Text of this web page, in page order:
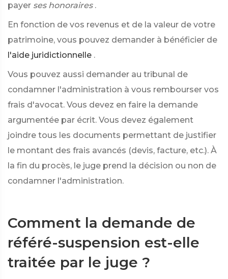
payer ses honoraires .
En fonction de vos revenus et de la valeur de votre
patrimoine, vous pouvez demander à bénéficier de
l'aide juridictionnelle .
Vous pouvez aussi demander au tribunal de
condamner l'administration à vous rembourser vos
frais d'avocat. Vous devez en faire la demande
argumentée par écrit. Vous devez également
joindre tous les documents permettant de justifier
le montant des frais avancés (devis, facture, etc.). À
la fin du procès, le juge prend la décision ou non de
condamner l'administration.
Comment la demande de
référé-suspension est-elle
traitée par le juge ?